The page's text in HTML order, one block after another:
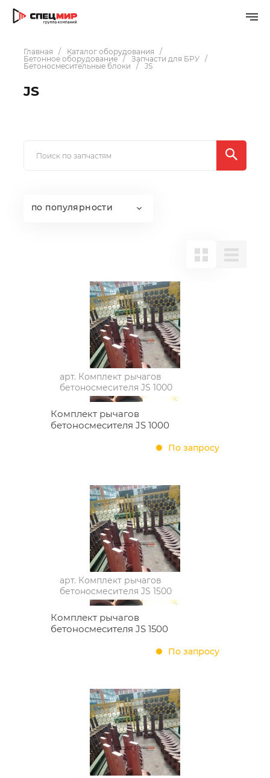
Главная
Каталог оборудования
Бетонное оборудование
Запчасти для БРУ
Бетоносмесительные блоки
JS
JS
по популярности
арт. Комплект рычагов
бетоносмесителя JS 1000
Комплект рычагов
бетоносмесителя JS 1000
По запросу
арт. Комплект рычагов
бетоносмесителя JS 1500
Комплект рычагов
бетоносмесителя JS 1500
По запросу